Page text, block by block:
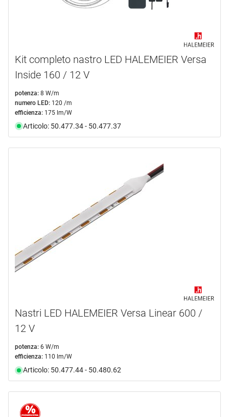
Kit completo nastro LED HALEMEIER Versa
Inside 160 / 12 V
potenza: 8 W/m
numero LED: 120 /m
efficienza: 175 lm/W
Articolo: 50.477.34 - 50.477.37
Nastri LED HALEMEIER Versa Linear 600 /
12 V
potenza: 6 W/m
efficienza: 110 lm/W
Articolo: 50.477.44 - 50.480.62